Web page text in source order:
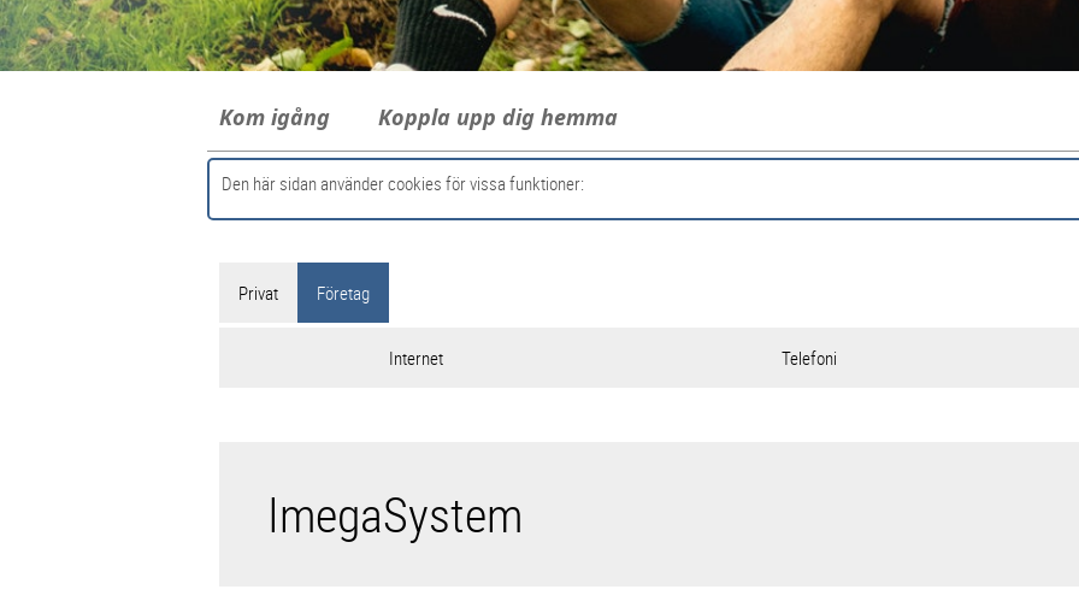
Kom igång Koppla upp dig hemma
Den här sidan använder cookies för vissa funktioner:
Privat Företag
Internet Telefoni
ImegaSystem